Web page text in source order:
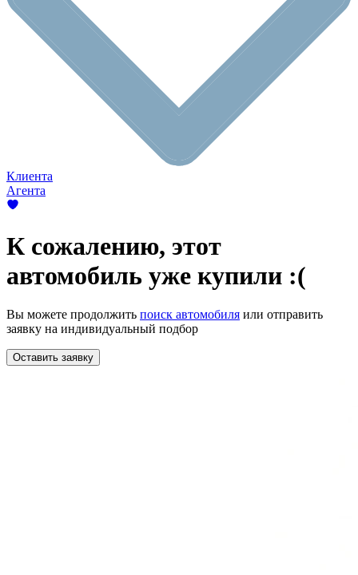
Клиента
Агента
К сожалению, этот
автомобиль уже купили :(
Вы можете продолжить поиск автомобиля или отправить
заявку на индивидуальный подбор
Оставить заявку